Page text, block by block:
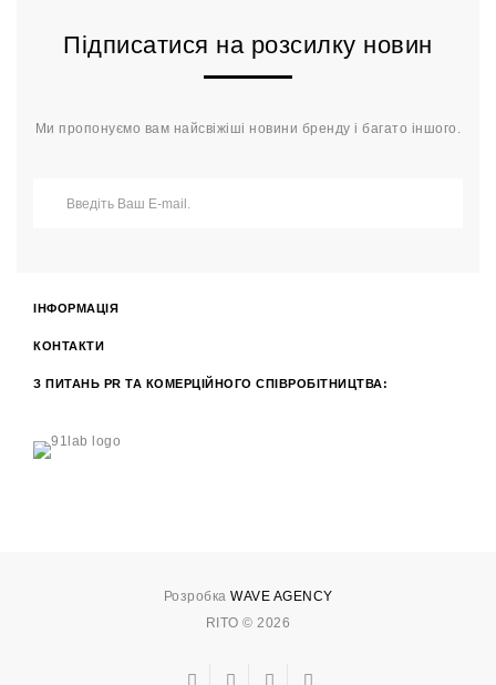
Підписатися на розсилку новин
Ми пропонуємо вам найсвіжіші новини бренду і багато іншого.
ІНФОРМАЦІЯ
КОНТАКТИ
З ПИТАНЬ PR ТА КОМЕРЦІЙНОГО СПІВРОБІТНИЦТВА:
Розробка WAVE AGENCY
RITO © 2026